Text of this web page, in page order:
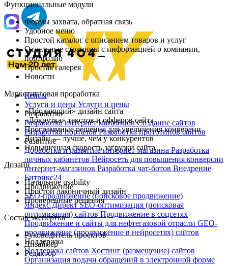
Кейсы
Услуги и цены Услуги и цены
Разработка
Разработка интернет магазиновСоздание сайтов
Разработка порталовРазработка прототипов сайтов
Развитие
Доработка и развитие интернет‑магазина Разработка
личных кабинетов Нейросеть для повышения конверсии
интернет-магазинов Разработка чат‑ботов Внедрение
Битрикс24
Продвижение
SEO-продвижение (поисковое продвижение)
Яндекс.ДиректSEO-оптимизация (поисковая
оптимизация) сайтов Продвижение в соцсетях
Продвижение и сайты для нефтегазовой отрасли GEO-
продвижение (продвижение в нейросетях) сайтов
Поддержка
Поддержка сайтов Хостинг (размещение) сайтов
Организация подачи обращений в электронной форме
Функциональные модули
Формы захвата, обратная связь
Удобное меню
Простой каталог с описанием товаров и услуг
Отдельные страницы с информацией о компании,
портфолио
Простая галерея
Новости
Маркетинговая проработка
«Продающий» дизайн сайта
«Докрутка» текстов и офферов сайта
Программные решения для увеличения конверсии
Дизайн — лучше, чем у конкурентов
Повышенная скорость загрузки сайта
Дизайн
Начальное usability
Простой лаконичный дизайн
Проверенные решения
Состав экспертов
Руководитель проектов
Дизайнер
Редактор